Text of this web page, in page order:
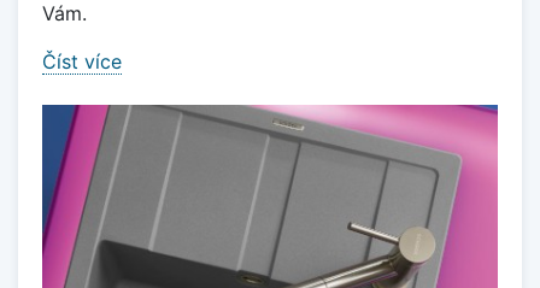
Vám.
Číst více